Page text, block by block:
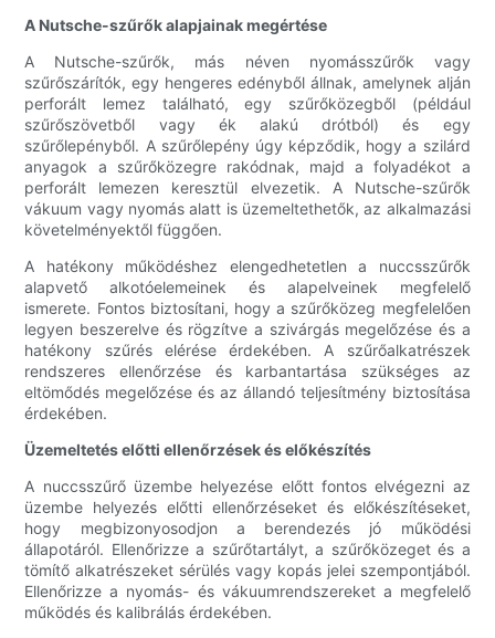
A Nutsche-szűrők alapjainak megértése
A Nutsche-szűrők, más néven nyomásszűrők vagy
szűrőszárítók, egy hengeres edényből állnak, amelynek alján
perforált lemez található, egy szűrőközegből (például
szűrőszövetből vagy ék alakú drótból) és egy
szűrőlepényből. A szűrőlepény úgy képződik, hogy a szilárd
anyagok a szűrőközegre rakódnak, majd a folyadékot a
perforált lemezen keresztül elvezetik. A Nutsche-szűrők
vákuum vagy nyomás alatt is üzemeltethetők, az alkalmazási
követelményektől függően.
A hatékony működéshez elengedhetetlen a nuccsszűrők
alapvető alkotóelemeinek és alapelveinek megfelelő
ismerete. Fontos biztosítani, hogy a szűrőközeg megfelelően
legyen beszerelve és rögzítve a szivárgás megelőzése és a
hatékony szűrés elérése érdekében. A szűrőalkatrészek
rendszeres ellenőrzése és karbantartása szükséges az
eltömődés megelőzése és az állandó teljesítmény biztosítása
érdekében.
Üzemeltetés előtti ellenőrzések és előkészítés
A nuccsszűrő üzembe helyezése előtt fontos elvégezni az
üzembe helyezés előtti ellenőrzéseket és előkészítéseket,
hogy megbizonyosodjon a berendezés jó működési
állapotáról. Ellenőrizze a szűrőtartályt, a szűrőközeget és a
tömítő alkatrészeket sérülés vagy kopás jelei szempontjából.
Ellenőrizze a nyomás- és vákuumrendszereket a megfelelő
működés és kalibrálás érdekében.